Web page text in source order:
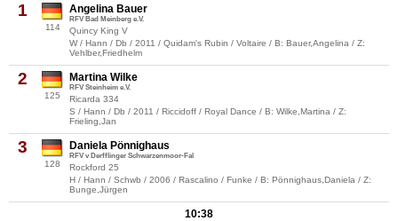
1
114
Angelina Bauer
RFV Bad Meinberg e.V.
Quincy King V
W / Hann / Db / 2011 / Quidam's Rubin / Voltaire / B: Bauer,Angelina / Z:
Vehlber,Friedhelm
2
125
Martina Wilke
RFV Steinheim e.V.
Ricarda 334
S / Hann / Db / 2011 / Riccidoff / Royal Dance / B: Wilke,Martina / Z:
Frieling,Jan
3
128
Daniela Pönnighaus
RFV v Derfflinger Schwarzenmoor-Fal
Rockford 25
H / Hann / Schwb / 2006 / Rascalino / Funke / B: Pönnighaus,Daniela / Z:
Bunge,Jürgen
10:38